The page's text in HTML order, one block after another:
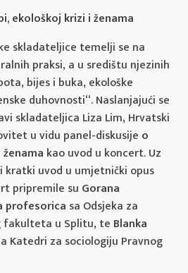
ekološkoj krizi i ženama
skladateljice temelji se na
praksi, a u središtu njezinih
bijes i buka, ekološke
duhovnosti“. Naslanjajući se
skladateljica Liza Lim, Hrvatski
u vidu panel-diskusije o
kao uvod u koncert. Uz
kratki uvod u umjetnički opus
pripremile su Gorana
profesorica sa Odsjeka za
fakulteta u Splitu, te Blanka
Katedri za sociologiju Pravnog